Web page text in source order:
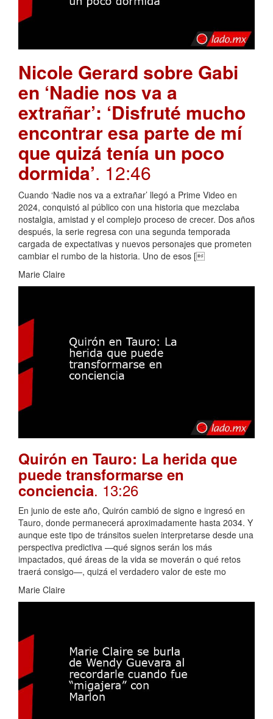
Nicole Gerard sobre Gabi
en ‘Nadie nos va a
extrañar’: ‘Disfruté mucho
encontrar esa parte de mí
que quizá tenía un poco
dormida’. 12:46
Cuando ‘Nadie nos va a extrañar’ llegó a Prime Video en
2024, conquistó al público con una historia que mezclaba
nostalgia, amistad y el complejo proceso de crecer. Dos años
después, la serie regresa con una segunda temporada
cargada de expectativas y nuevos personajes que prometen
cambiar el rumbo de la historia. Uno de esos [
Marie Claire
Quirón en Tauro: La herida que
puede transformarse en
conciencia. 13:26
En junio de este año, Quirón cambió de signo e ingresó en
Tauro, donde permanecerá aproximadamente hasta 2034. Y
aunque este tipo de tránsitos suelen interpretarse desde una
perspectiva predictiva —qué signos serán los más
impactados, qué áreas de la vida se moverán o qué retos
traerá consigo—, quizá el verdadero valor de este mo
Marie Claire